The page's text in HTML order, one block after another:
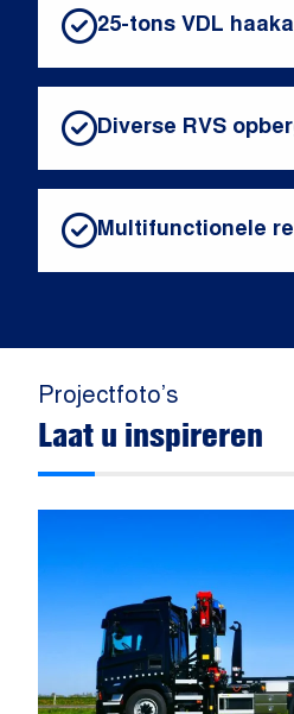
25-tons VDL
Diverse RVS
Multifunctionele
Projectfoto’s
Laat u inspireren